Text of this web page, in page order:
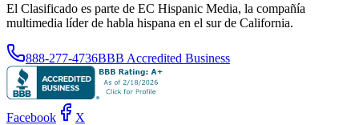
El Clasificado es parte de EC Hispanic Media, la compañía
multimedia líder de habla hispana en el sur de California.
888-277-4736BBB Accredited Business
Facebook X